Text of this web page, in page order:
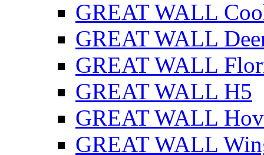
GREAT WALL
GREAT WALL
GREAT WALL
GREAT WALL H5
GREAT WALL
GREAT WALL